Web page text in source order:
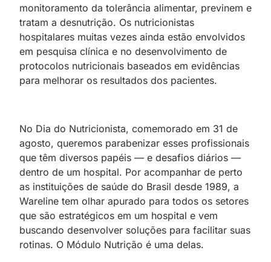
monitoramento da tolerância alimentar, previnem e
tratam a desnutrição. Os nutricionistas
hospitalares muitas vezes ainda estão envolvidos
em pesquisa clínica e no desenvolvimento de
protocolos nutricionais baseados em evidências
para melhorar os resultados dos pacientes.
No Dia do Nutricionista, comemorado em 31 de
agosto, queremos parabenizar esses profissionais
que têm diversos papéis — e desafios diários —
dentro de um hospital. Por acompanhar de perto
as instituições de saúde do Brasil desde 1989, a
Wareline tem olhar apurado para todos os setores
que são estratégicos em um hospital e vem
buscando desenvolver soluções para facilitar suas
rotinas. O Módulo Nutrição é uma delas.